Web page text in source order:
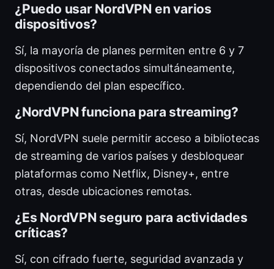
¿Puedo usar NordVPN en varios
dispositivos?
Sí, la mayoría de planes permiten entre 6 y 7
dispositivos conectados simultáneamente,
dependiendo del plan específico.
¿NordVPN funciona para streaming?
Sí, NordVPN suele permitir acceso a bibliotecas
de streaming de varios países y desbloquear
plataformas como Netflix, Disney+, entre
otras, desde ubicaciones remotas.
¿Es NordVPN seguro para actividades
críticas?
Sí, con cifrado fuerte, seguridad avanzada y